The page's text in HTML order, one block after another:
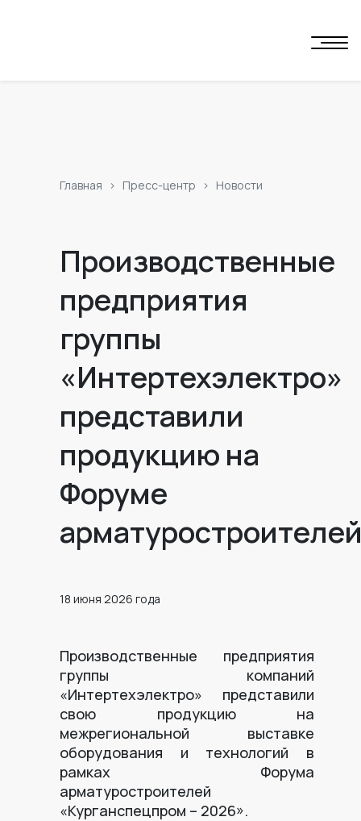
Главная Пресс-центр Новости
Производственные
предприятия
группы
«Интертехэлектро»
представили
продукцию на
Форуме
18 июня 2026 года
Производственные предприятия
группы компаний
«Интертехэлектро» представили
свою продукцию на
межрегиональной выставке
оборудования и технологий в
рамках Форума
арматуростроителей
«Курганспецпром – 2026».